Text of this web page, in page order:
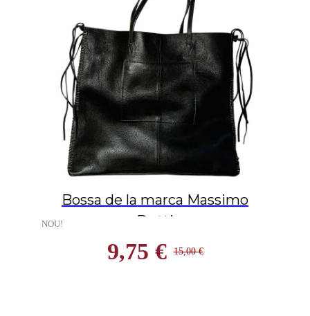
NOU!
Bossa de la marca Massimo
Dutti
15,00 €
9,75 €